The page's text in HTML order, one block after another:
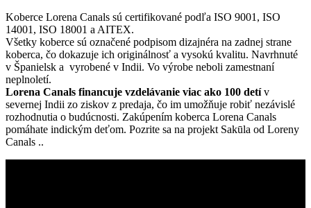
Koberce Lorena Canals sú certifikované podľa ISO 9001, ISO
14001, ISO 18001 a AITEX.
Všetky koberce sú označené podpisom dizajnéra na zadnej strane
koberca, čo dokazuje ich originálnosť a vysokú kvalitu. Navrhnuté
v Španielsk a vyrobené v Indii. Vo výrobe neboli zamestnaní
neplnoletí.
Lorena Canals financuje vzdelávanie viac ako 100 detív
severnej Indii zo ziskov z predaja, čo im umožňuje robiť nezávislé
rozhodnutia o budúcnosti. Zakúpením koberca Lorena Canals
pomáhate indickým deťom. Pozrite sa na projekt Sakūla od Loreny
Canals ..